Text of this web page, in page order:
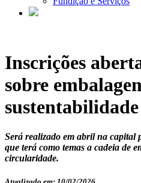
Inscrições
sobre
sustentabilidade
Será realizado em abril na
que terá como temas a cadeia de
circularidade.